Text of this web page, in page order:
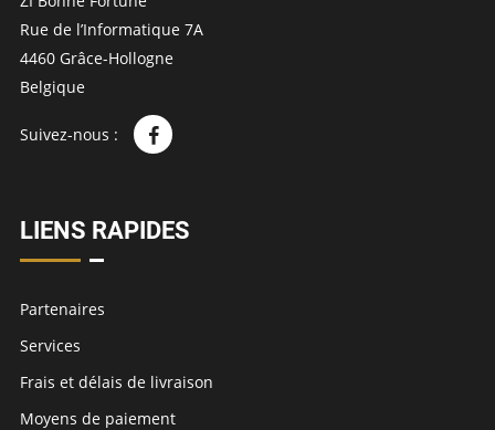
Rue de l’Informatique 7A
4460 Grâce-Hollogne
Belgique
Suivez-nous :
LIENS RAPIDES
Partenaires
Services
Frais et délais de livraison
Moyens de paiement